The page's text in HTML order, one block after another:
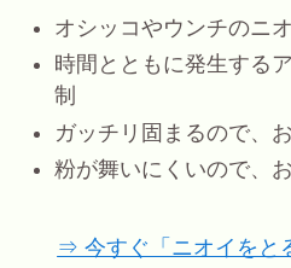
オシッコやウンチのニ
時間とともに発生する
制
ガッチリ固まるので、
粉が舞いにくいので、
⇒ 今すぐ「ニオイをと